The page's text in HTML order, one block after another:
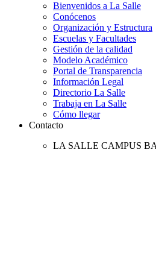
Bienvenidos a La Salle
Conócenos
Organización y Estructura
Escuelas y Facultades
Gestión de la calidad
Modelo Académico
Portal de Transparencia
Información Legal
Directorio La Salle
Trabaja en La Salle
Cómo llegar
Contacto
LA SALLE CAMPUS